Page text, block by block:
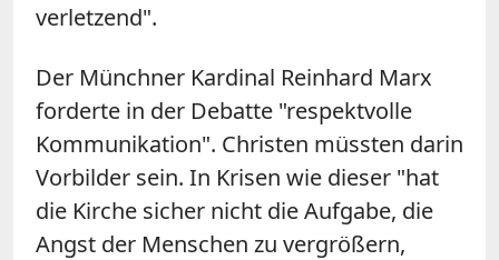
verletzend".
Der Münchner Kardinal Reinhard Marx
forderte in der Debatte "respektvolle
Kommunikation". Christen müssten darin
Vorbilder sein. In Krisen wie dieser "hat
die Kirche sicher nicht die Aufgabe, die
Angst der Menschen zu vergrößern,